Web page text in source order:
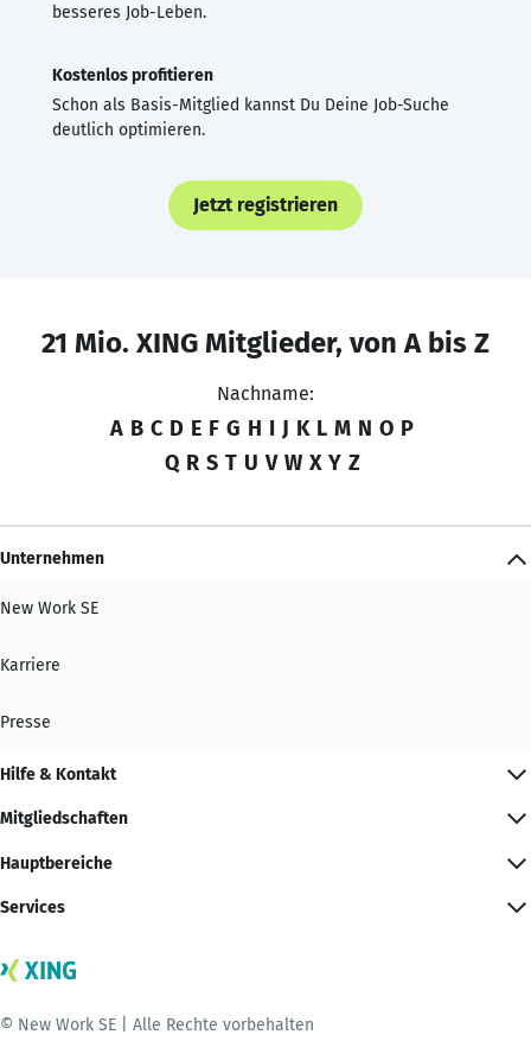
besseres Job-Leben.
Kostenlos profitieren
Schon als Basis-Mitglied kannst Du Deine Job-Suche
deutlich optimieren.
Jetzt registrieren
21 Mio. XING Mitglieder, von A bis Z
Nachname:
A B C D E F G H I J K L M N O P
Q R S T U V W X Y Z
Unternehmen
New Work SE
Karriere
Presse
Hilfe & Kontakt
Mitgliedschaften
Hauptbereiche
Services
© New Work SE | Alle Rechte vorbehalten